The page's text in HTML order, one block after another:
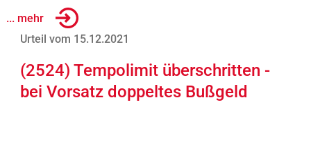
... mehr
Urteil vom 15.12.2021
(2524) Tempolimit überschritten -
bei Vorsatz doppeltes Bußgeld